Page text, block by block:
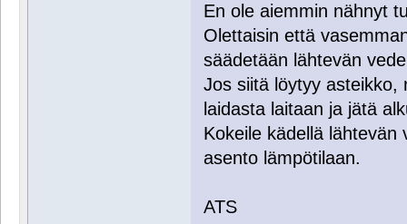
En ole aiemmin nähnyt
Olettaisin että
säädetään lähtevän
Jos siitä löytyy asteikko,
laidasta laitaan ja jätä
Kokeile kädellä
asento lämpötilaan.
ATS